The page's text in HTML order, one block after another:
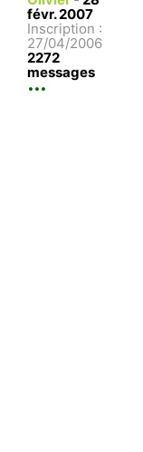
févr. 2007
Inscription :
27/04/2006
2272
messages